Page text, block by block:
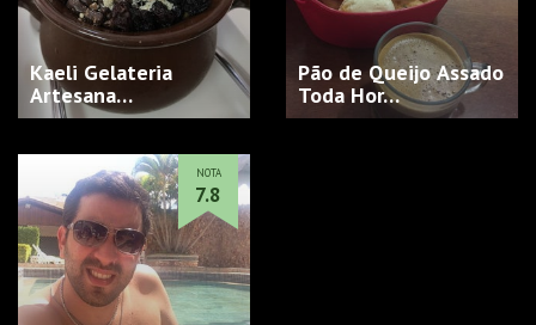
Kaeli Gelateria
Artesana…
Pão de Queijo Assado
Toda Hor…
NOTA
7.8